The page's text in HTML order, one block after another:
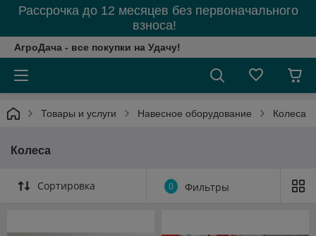
Рассрочка до 12 месяцев без первоначального
взноса!
АгроДача - все покупки на Удачу!
Товары и услуги Навесное оборудование Колеса
Колеса
Сортировка 0 Фильтры